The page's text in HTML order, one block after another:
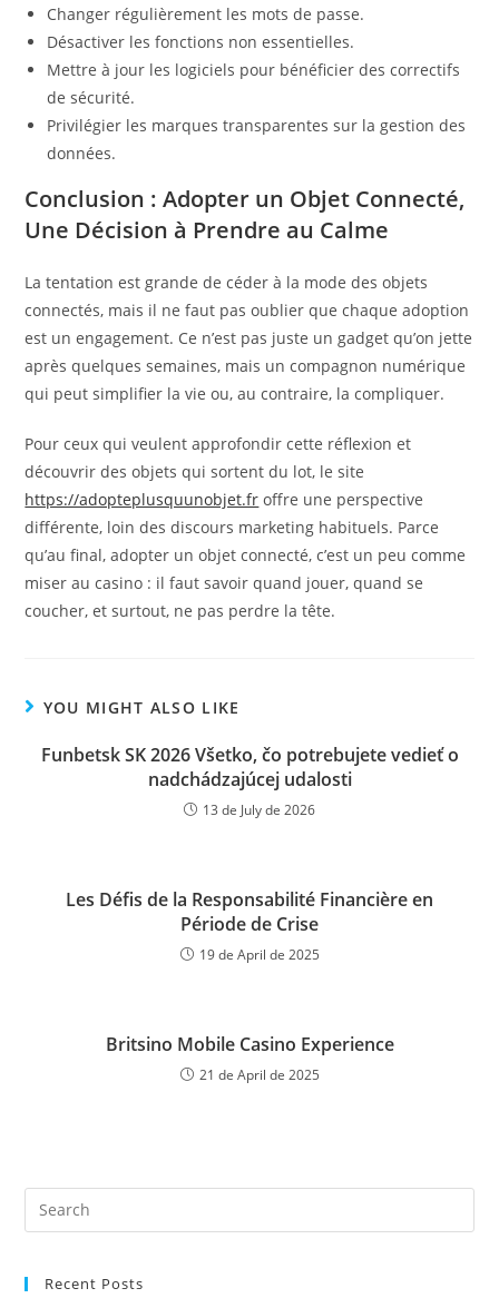
Changer régulièrement les mots de passe.
Désactiver les fonctions non essentielles.
Mettre à jour les logiciels pour bénéficier des correctifs
de sécurité.
Privilégier les marques transparentes sur la gestion des
données.
Conclusion : Adopter un Objet Connecté,
Une Décision à Prendre au Calme
La tentation est grande de céder à la mode des objets
connectés, mais il ne faut pas oublier que chaque adoption
est un engagement. Ce n’est pas juste un gadget qu’on jette
après quelques semaines, mais un compagnon numérique
qui peut simplifier la vie ou, au contraire, la compliquer.
Pour ceux qui veulent approfondir cette réflexion et
découvrir des objets qui sortent du lot, le site
https://adopteplusquunobjet.fr offre une perspective
différente, loin des discours marketing habituels. Parce
qu’au final, adopter un objet connecté, c’est un peu comme
miser au casino : il faut savoir quand jouer, quand se
coucher, et surtout, ne pas perdre la tête.
YOU MIGHT ALSO LIKE
Funbetsk SK 2026 Všetko, čo potrebujete vedieť o
nadchádzajúcej udalosti
13 de July de 2026
Les Défis de la Responsabilité Financière en
Période de Crise
19 de April de 2025
Britsino Mobile Casino Experience
21 de April de 2025
Recent Posts